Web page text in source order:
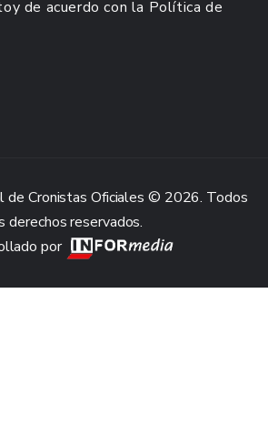
de acuerdo con la Política de
de Cronistas Oficiales © 2026. Todos
derechos reservados.
por